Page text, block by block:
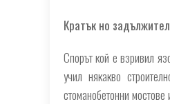
Кратък но
Спорът кой е взривил
учил някакво
стоманобетонни